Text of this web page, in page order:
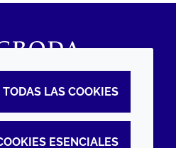
LAS COOKIES
ESENCIALES